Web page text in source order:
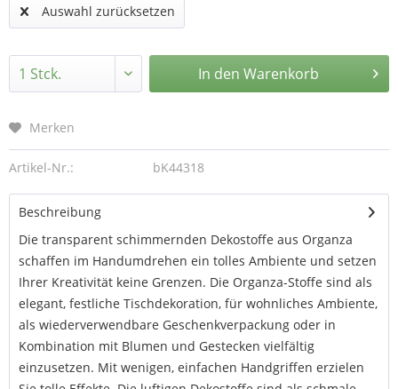
Auswahl zurücksetzen
In denWarenkorb
Merken
Artikel-Nr.: bK44318
Beschreibung
Die transparent schimmernden Dekostoffe aus Organza
schaffen im Handumdrehen ein tolles Ambiente und setzen
Ihrer Kreativität keine Grenzen. Die Organza-Stoffe sind als
elegant, festliche Tischdekoration, für wohnliches Ambiente,
als wiederverwendbare Geschenkverpackung oder in
Kombination mit Blumen und Gestecken vielfältig
einzusetzen. Mit wenigen, einfachen Handgriffen erzielen